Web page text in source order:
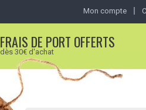
Mon compte
FRAIS DE PORT OFFERTS
dès 30€ d'achat